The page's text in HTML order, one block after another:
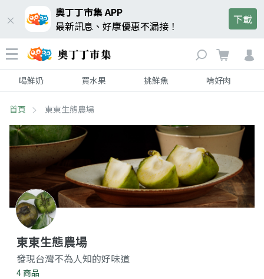
奧丁丁市集 APP
最新訊息、好康優惠不漏接！
下載
喝鮮奶 買水果 挑鮮魚 啃好肉
首頁 東東生態農場
東東生態農場
發現台灣不為人知的好味道
4 商品